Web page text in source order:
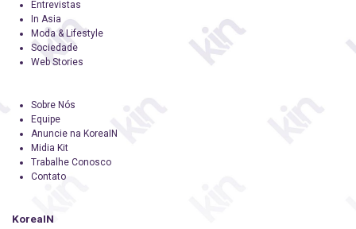
Entrevistas
In Asia
Moda & Lifestyle
Sociedade
Web Stories
Sobre Nós
Equipe
Anuncie na KoreaIN
Midia Kit
Trabalhe Conosco
Contato
KoreaIN